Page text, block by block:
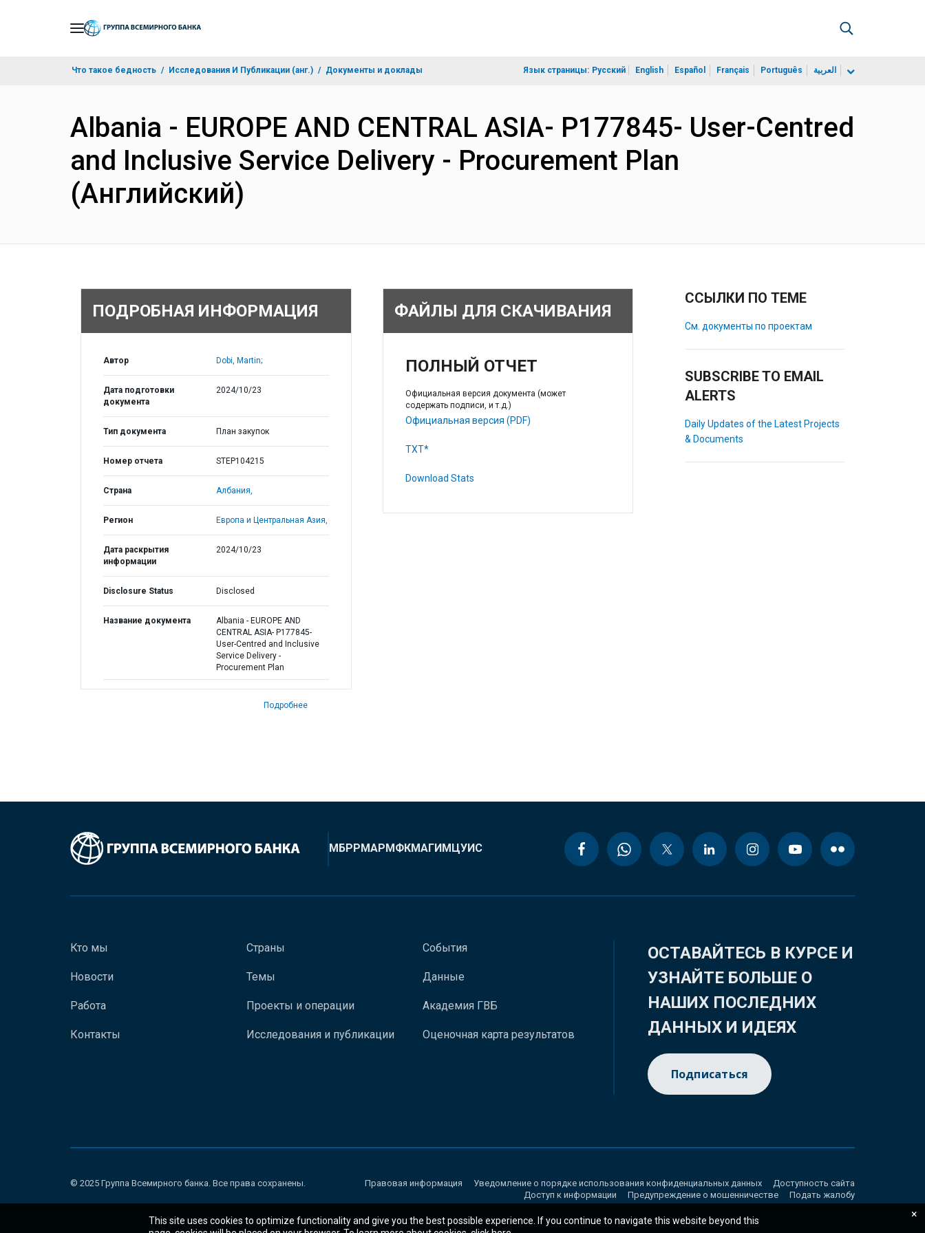
Что такое бедность Исследования И Публикации (анг.) Документы и доклады Язык страницы: Русский English Español Français Português العربية
Albania - EUROPE AND CENTRAL ASIA- P177845- User-Centred
and Inclusive Service Delivery - Procurement Plan
(Английский)
ПОДРОБНАЯ ИНФОРМАЦИЯ
Автор Dobi, Martin;
Дата подготовки
документа
2024/10/23
Тип документа План закупок
Номер отчета STEP104215
Страна Албания,
Регион Европа и Центральная Азия,
Дата раскрытия
информации
2024/10/23
Disclosure Status Disclosed
Название документа
Albania - EUROPE AND
CENTRAL ASIA- P177845-
User-Centred and Inclusive
Service Delivery -
Procurement Plan
Подробнее
ФАЙЛЫ ДЛЯ СКАЧИВАНИЯ
ПОЛНЫЙ ОТЧЕТ
Официальная версия документа (может
содержать подписи, и т.д.)
Официальная версия (PDF)
TXT*
Download Stats
ССЫЛКИ ПО ТЕМЕ
См. документы по проектам
SUBSCRIBE TO EMAIL
ALERTS
Daily Updates of the Latest Projects
& Documents
МБРРМАРМФКМАГИМЦУИС
Кто мы
Новости
Работа
Контакты
Страны
Темы
Проекты и операции
Исследования и публикации
События
Данные
Академия ГВБ
Оценочная карта результатов
ОСТАВАЙТЕСЬ В КУРСЕ И
УЗНАЙТЕ БОЛЬШЕ О
НАШИХ ПОСЛЕДНИХ
ДАННЫХ И ИДЕЯХ
Подписаться
© 2025 Группа Всемирного банка. Все права сохранены. Правовая информация Уведомление о порядке использования конфиденциальных данных
Доступность сайта
Доступ к информации
Предупреждение о мошенничестве Подать жалобу
This site uses cookies to optimize functionality and give you the best possible experience. If you continue to navigate this website beyond this
×